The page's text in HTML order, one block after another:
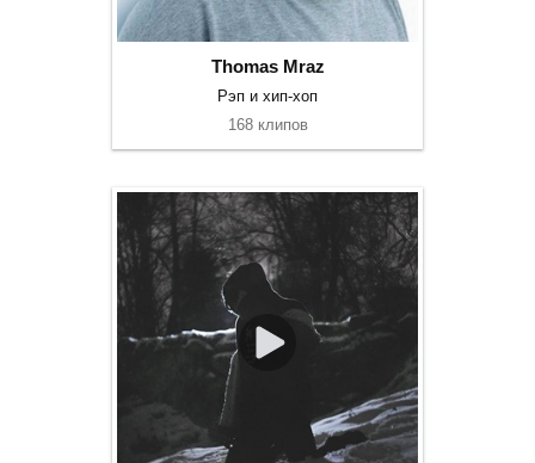
Thomas Mraz
Рэп и хип-хоп
168 клипов